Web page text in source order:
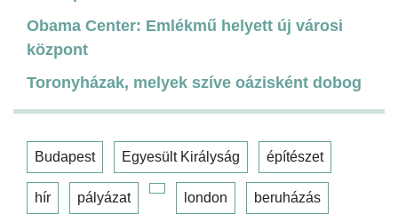
Obama Center: Emlékmű helyett új városi
központ
Toronyházak, melyek szíve oázisként dobog
Budapest Egyesült Királyság építészet
hír pályázat london beruházás